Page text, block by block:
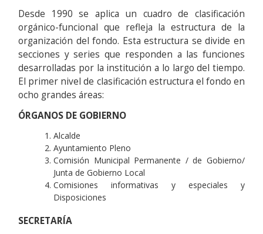
Desde 1990 se aplica un cuadro de clasificación
orgánico-funcional que refleja la estructura de la
organización del fondo. Esta estructura se divide en
secciones y series que responden a las funciones
desarrolladas por la institución a lo largo del tiempo.
El primer nivel de clasificación estructura el fondo en
ocho grandes áreas:
ÓRGANOS DE GOBIERNO
Alcalde
Ayuntamiento Pleno
Comisión Municipal Permanente / de Gobierno/
Junta de Gobierno Local
Comisiones informativas y especiales y
Disposiciones
SECRETARÍA